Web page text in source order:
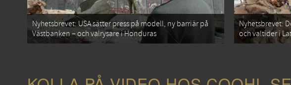
Nyhetsbrevet: USA sätter press på modell, ny barriär på
Västbanken – och valrysare i Honduras
Nyhetsbrevet:
och valtider i